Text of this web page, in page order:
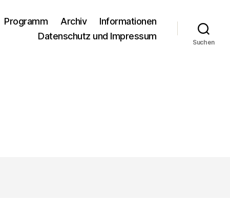
Programm Archiv
Informationen
Datenschutz und Impressum
Suchen